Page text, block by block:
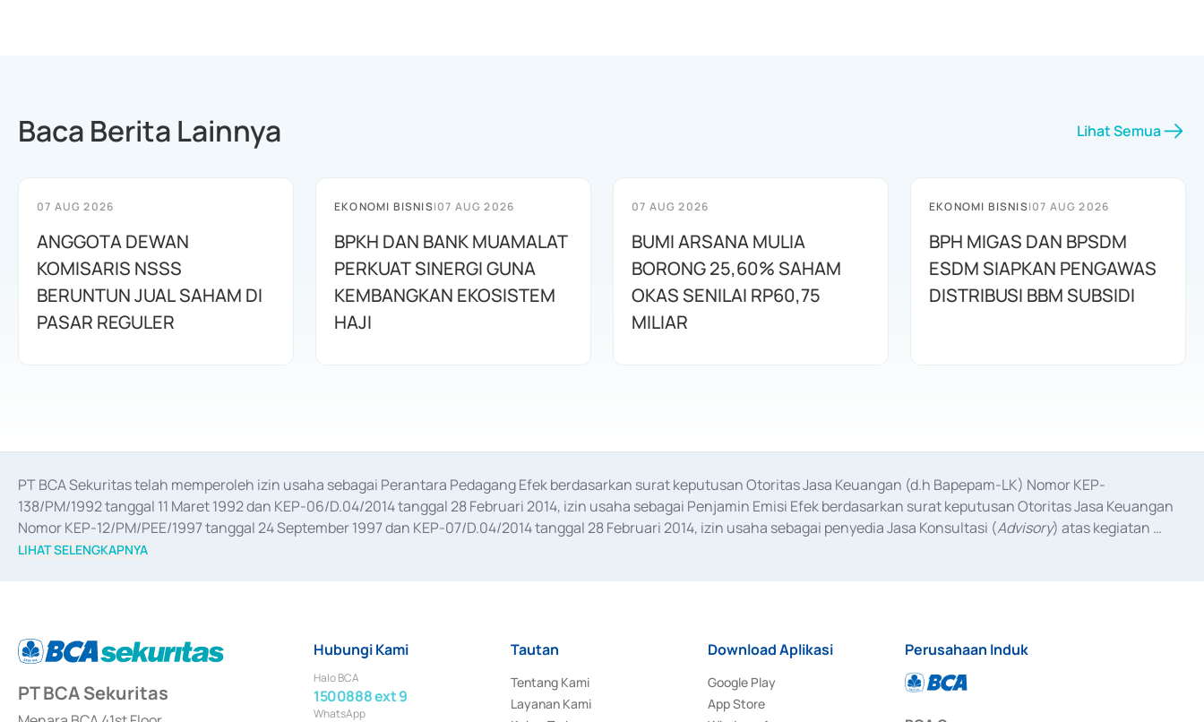
Baca Berita Lainnya Lihat Semua
07 AUG 2026
ANGGOTA DEWAN
KOMISARIS NSSS
BERUNTUN JUAL SAHAM DI
PASAR REGULER
EKONOMI BISNIS|07 AUG 2026
BPKH DAN BANK MUAMALAT
PERKUAT SINERGI GUNA
KEMBANGKAN EKOSISTEM
HAJI
07 AUG 2026
BUMI ARSANA MULIA
BORONG 25,60% SAHAM
OKAS SENILAI RP60,75
MILIAR
EKONOMI BISNIS|07 AUG 2026
BPH MIGAS DAN BPSDM
ESDM SIAPKAN PENGAWAS
DISTRIBUSI BBM SUBSIDI
PT BCA Sekuritas telah memperoleh izin usaha sebagai Perantara Pedagang Efek berdasarkan surat keputusan Otoritas Jasa Keuangan (d.h Bapepam-LK) Nomor KEP-
138/PM/1992 tanggal 11 Maret 1992 dan KEP-06/D.04/2014 tanggal 28 Februari 2014, izin usaha sebagai Penjamin Emisi Efek berdasarkan surat keputusan Otoritas Jasa Keuangan
Nomor KEP-12/PM/PEE/1997 tanggal 24 September 1997 dan KEP-07/D.04/2014 tanggal 28 Februari 2014, izin usaha sebagai penyedia Jasa Konsultasi (Advisory) atas kegiatan
merger, akuisisi, divestasi, dan
LIHAT SELENGKAPNYA
PT BCA Sekuritas
Hubungi Kami
Halo BCA
1500888 ext 9
WhatsApp
Tautan
Tentang Kami
Layanan Kami
Download Aplikasi
Google Play
App Store
Perusahaan Induk